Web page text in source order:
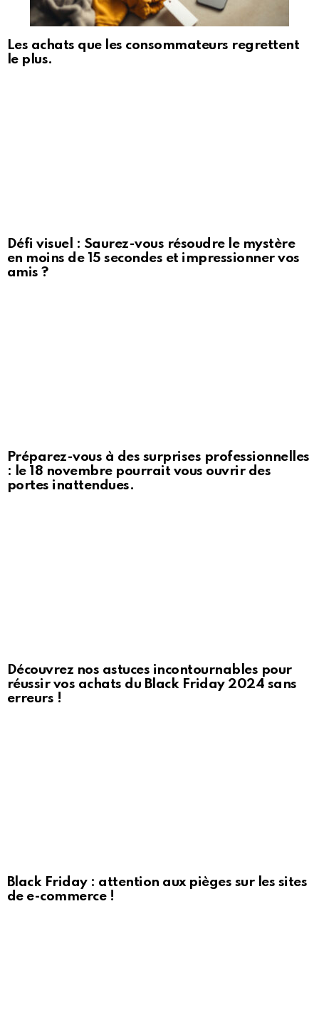
Les achats que les consommateurs regrettent
le plus.
Défi visuel : Saurez-vous résoudre le mystère
en moins de 15 secondes et impressionner vos
amis ?
Préparez-vous à des surprises professionnelles
: le 18 novembre pourrait vous ouvrir des
portes inattendues.
Découvrez nos astuces incontournables pour
réussir vos achats du Black Friday 2024 sans
erreurs !
Black Friday : attention aux pièges sur les sites
de e-commerce !